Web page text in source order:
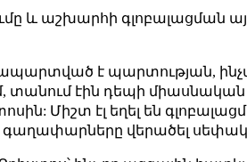
և աշխարհի գլոբալացման
է պարտության,
տանում էին դեպի
Միշտ էլ եղել են
գաղափարները վերածել